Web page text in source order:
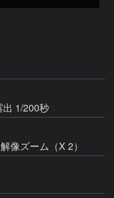
出 1/200秒
像ズーム（X 2）